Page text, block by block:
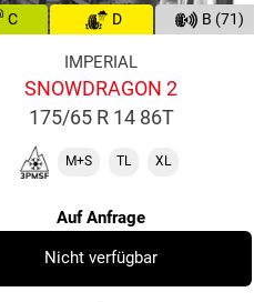
C D B (71)
IMPERIAL
SNOWDRAGON 2
175/65 R 14 86T
M+S TL XL
Auf Anfrage
Nicht verfügbar